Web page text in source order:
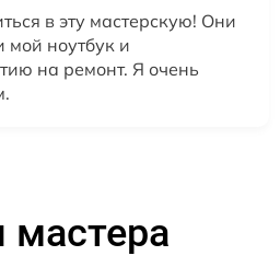
в эту мастерскую! Они
мой ноутбук и
на ремонт. Я очень